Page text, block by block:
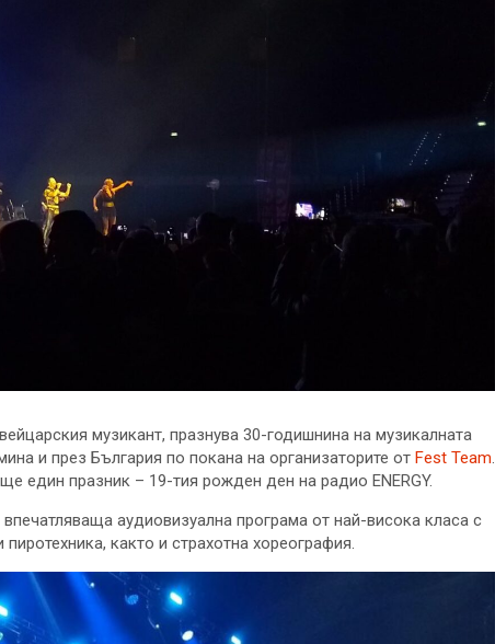
музикант, празнува 30-годишнина на музикалната
и през България по покана на организаторите от Fest Team.
един празник – 19-тия рожден ден на радио ENERGY.
аудиовизуална програма от най-висока класа с
както и страхотна хореография.